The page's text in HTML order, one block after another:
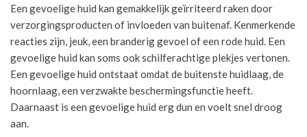
Een gevoelige huid kan gemakkelijk geïrriteerd raken door
verzorgingsproducten of invloeden van buitenaf. Kenmerkende
reacties zijn, jeuk, een branderig gevoel of een rode huid. Een
gevoelige huid kan soms ook schilferachtige plekjes vertonen.
Een gevoelige huid ontstaat omdat de buitenste huidlaag, de
hoornlaag, een verzwakte beschermingsfunctie heeft.
Daarnaast is een gevoelige huid erg dun en voelt snel droog
aan.